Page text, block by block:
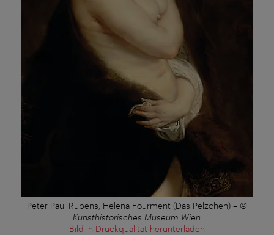
Peter Paul Rubens, Helena Fourment (Das Pelzchen)– ©
Kunsthistorisches Museum Wien
Bild in Druckqualität herunterladen